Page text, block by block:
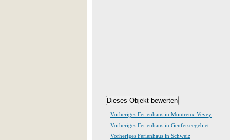
Vorheriges Ferienhaus in Montreux-Vevey
Vorheriges Ferienhaus in Genferseegebiet
Vorheriges Ferienhaus in Schweiz